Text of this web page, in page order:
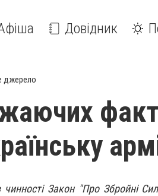
Довідник
джерело
Закон "Про Збройні